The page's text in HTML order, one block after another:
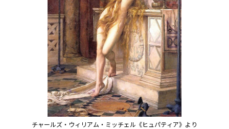
チャールズ・ウィリアム・ミッチェル《ヒュパティア》より